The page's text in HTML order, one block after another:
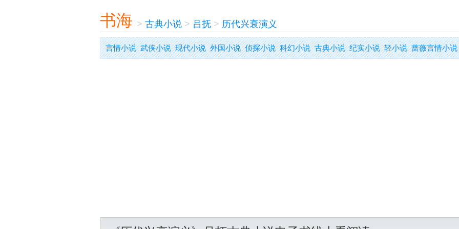
书海 > 古典小说> 吕抚> 历代兴衰演义
言情小说 武侠小说 现代小说 外国小说 侦探小说 科幻小说 古典小说 纪实小说 轻小说 蔷薇言情小说